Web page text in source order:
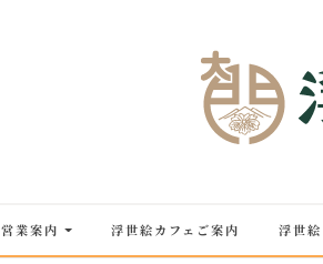
営業案内 浮世絵カフェご案内 浮世